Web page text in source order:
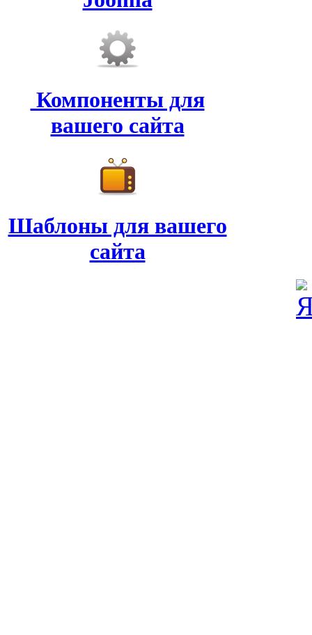
Компоненты для
вашего сайта
Шаблоны для вашего
сайта